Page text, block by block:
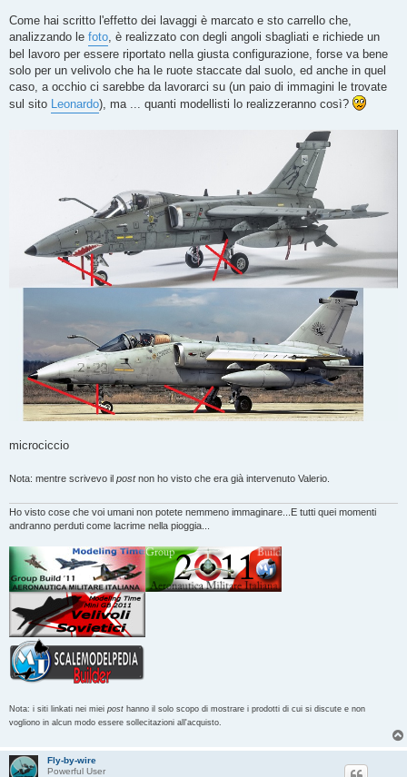
Come hai scritto l'effetto dei lavaggi è marcato e sto carrello che,
analizzando le foto, è realizzato con degli angoli sbagliati e richiede un
bel lavoro per essere riportato nella giusta configurazione, forse va bene
solo per un velivolo che ha le ruote staccate dal suolo, ed anche in quel
caso, a occhio ci sarebbe da lavorarci su (un paio di immagini le trovate
sul sito Leonardo), ma ... quanti modellisti lo realizzeranno così?
microciccio
Nota: mentre scrivevo il postnon ho visto che era già intervenuto Valerio.
Ho visto cose che voi umani non potete nemmeno immaginare...E tutti quei momenti
andranno perduti come lacrime nella pioggia...
Nota: i siti linkati nei miei post hanno il solo scopo di mostrare i prodotti di cui si discute e non
vogliono in alcun modo essere sollecitazioni all'acquisto.
Fly-by-wire
Powerful User